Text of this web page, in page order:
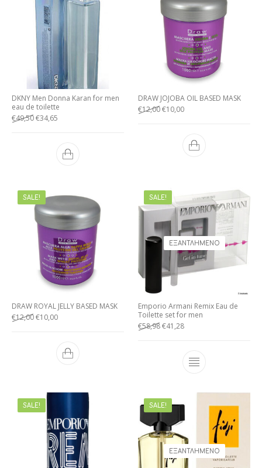
DKNY Men Donna Karan for men
eau de toilette
€49,50€34,65
DRAW JOJOBA OIL BASED MASK
€12,00€10,00
SALE!
DRAW ROYAL JELLY BASED MASK
€12,00€10,00
SALE!
ΕΞΑΝΤΛΗΜΈΝΟ
Emporio Armani Remix Eau de
Toilette set for men
€58,98€41,28
SALE! SALE!
ΕΞΑΝΤΛΗΜΈΝΟ